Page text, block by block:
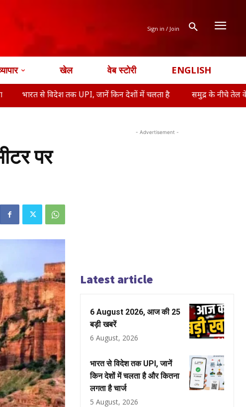
Sign in / Join
खेल वेब स्टोरी ENGLISH
विदेश तक UPI, जानें किन देशों में चलता है समुद्र के नीचे तेल के कुएं खोदेगा
पर
- Advertisement -
Latest article
6 August 2026, आज की 25
बड़ी खबरें
6 August, 2026
भारत से विदेश तक UPI, जानें
किन देशों में चलता है और कितना
लगता है चार्ज
5 August, 2026